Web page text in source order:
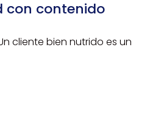
con contenido
cliente bien nutrido es un